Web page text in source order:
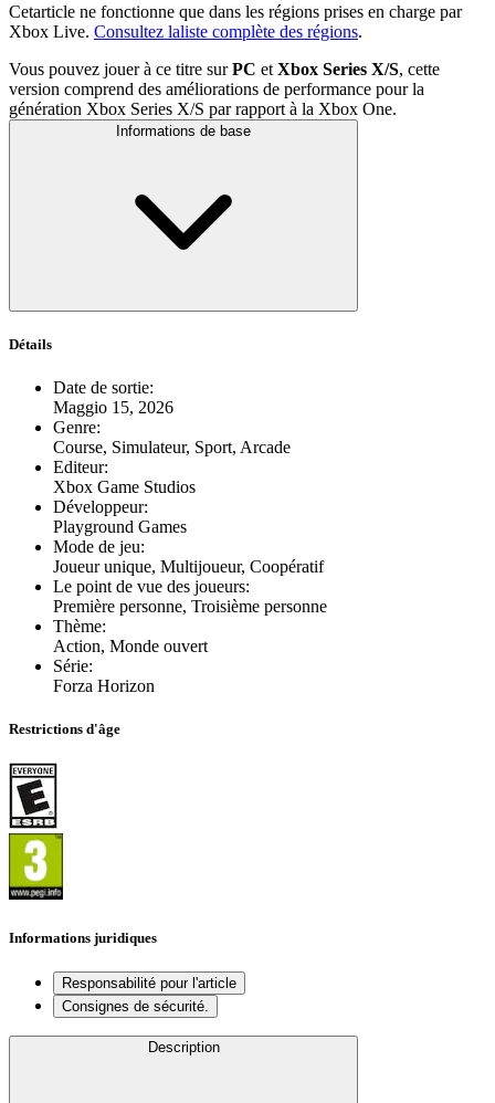
Cetarticle ne fonctionne que dans les régions prises en charge par
Xbox Live. Consultez laliste complète des régions.
Vous pouvez jouer à ce titre surPC et Xbox Series X/S, cette
version comprend des améliorations de performance pour la
génération Xbox Series X/S par rapport à la Xbox One.
Informations de base
Détails
Date de sortie:
Maggio 15, 2026
Genre:
Course, Simulateur, Sport, Arcade
Editeur:
Xbox Game Studios
Développeur:
Playground Games
Mode de jeu:
Joueur unique, Multijoueur, Coopératif
Le point de vue des joueurs:
Première personne, Troisième personne
Thème:
Action, Monde ouvert
Série:
Forza Horizon
Restrictions d'âge
Informations juridiques
Responsabilité pour l'article
Consignes de sécurité.
Description